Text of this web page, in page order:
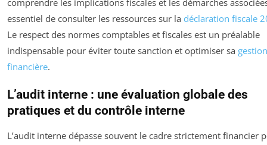
comprendre les implications fiscales et les démarches
essentiel de consulter les ressources sur la déclaration fiscale
Le respect des normes comptables et fiscales est un préalable
indispensable pour éviter toute sanction et optimiser sa gestion
financière.
L’audit interne : une évaluation globale des
pratiques et du contrôle interne
L’audit interne dépasse souvent le cadre strictement financier